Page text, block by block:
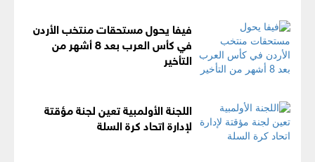
فيفا يحول مستحقات منتخب الأردن
في كأس العرب بعد 8 أشهر من
التأخير
اللجنة الأولمبية تعين لجنة مؤقتة
لإدارة اتحاد كرة السلة